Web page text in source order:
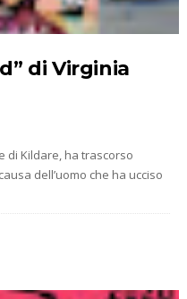
di Virginia
di Kildare, ha trascorso
dell’uomo che ha ucciso